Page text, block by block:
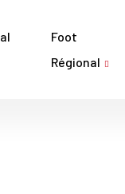
Foot
Régional